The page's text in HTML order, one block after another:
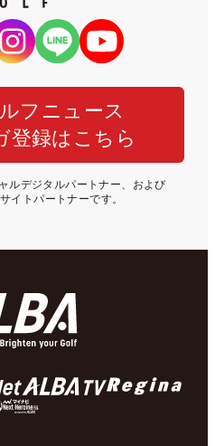
フニュース
登録はこちら
ルデジタルパートナー、および
イトパートナーです。